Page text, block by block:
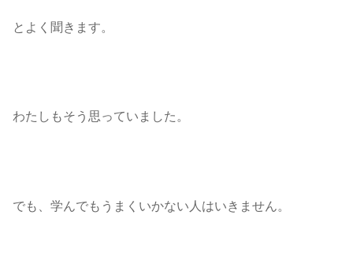
とよく聞きます。
わたしもそう思っていました。
でも、学んでもうまくいかない人はいきません。